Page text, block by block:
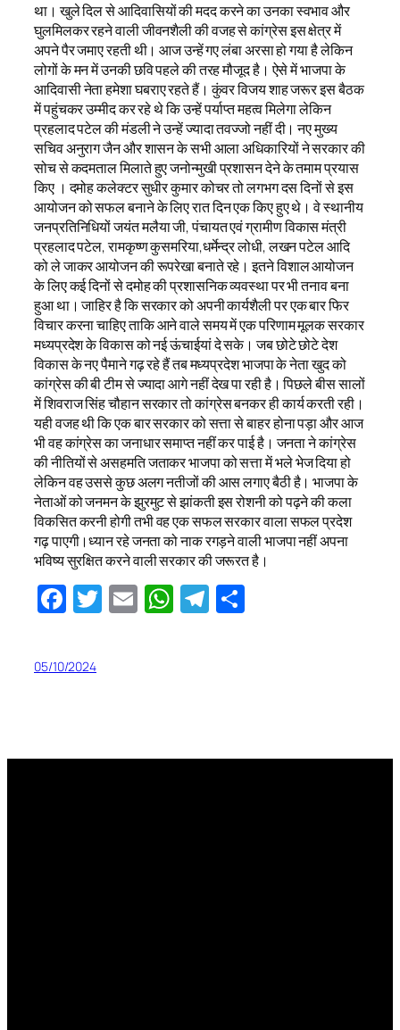
था। खुले दिल से आदिवासियों की मदद करने का उनका स्वभाव और
घुलमिलकर रहने वाली जीवनशैली की वजह से कांग्रेस इस क्षेत्र में
अपने पैर जमाए रहती थी। आज उन्हें गए लंबा अरसा हो गया है लेकिन
लोगों के मन में उनकी छवि पहले की तरह मौजूद है। ऐसे में भाजपा के
आदिवासी नेता हमेशा घबराए रहते हैं। कुंवर विजय शाह जरूर इस बैठक
में पहुंचकर उम्मीद कर रहे थे कि उन्हें पर्याप्त महत्व मिलेगा लेकिन
प्रहलाद पटेल की मंडली ने उन्हें ज्यादा तवज्जो नहीं दी। नए मुख्य
सचिव अनुराग जैन और शासन के सभी आला अधिकारियों ने सरकार की
सोच से कदमताल मिलाते हुए जनोन्मुखी प्रशासन देने के तमाम प्रयास
किए । दमोह कलेक्टर सुधीर कुमार कोचर तो लगभग दस दिनों से इस
आयोजन को सफल बनाने के लिए रात दिन एक किए हुए थे। वे स्थानीय
जनप्रतिनिधियों जयंत मलैया जी, पंचायत एवं ग्रामीण विकास मंत्री
प्रहलाद पटेल, रामकृष्ण कुसमरिया,धर्मेन्द्र लोधी, लखन पटेल आदि
को ले जाकर आयोजन की रूपरेखा बनाते रहे। इतने विशाल आयोजन
के लिए कई दिनों से दमोह की प्रशासनिक व्यवस्था पर भी तनाव बना
हुआ था। जाहिर है कि सरकार को अपनी कार्यशैली पर एक बार फिर
विचार करना चाहिए ताकि आने वाले समय में एक परिणाम मूलक सरकार
मध्यप्रदेश के विकास को नई ऊंचाईयां दे सके। जब छोटे छोटे देश
विकास के नए पैमाने गढ़ रहे हैं तब मध्यप्रदेश भाजपा के नेता खुद को
कांग्रेस की बी टीम से ज्यादा आगे नहीं देख पा रही है। पिछले बीस सालों
में शिवराज सिंह चौहान सरकार तो कांग्रेस बनकर ही कार्य करती रही।
यही वजह थी कि एक बार सरकार को सत्ता से बाहर होना पड़ा और आज
भी वह कांग्रेस का जनाधार समाप्त नहीं कर पाई है। जनता ने कांग्रेस
की नीतियों से असहमति जताकर भाजपा को सत्ता में भले भेज दिया हो
लेकिन वह उससे कुछ अलग नतीजों की आस लगाए बैठी है। भाजपा के
नेताओं को जनमन के झुरमुट से झांकती इस रोशनी को पढ़ने की कला
विकसित करनी होगी तभी वह एक सफल सरकार वाला सफल प्रदेश
गढ़ पाएगी।ध्यान रहे जनता को नाक रगड़ने वाली भाजपा नहीं अपना
भविष्य सुरक्षित करने वाली सरकार की जरूरत है।
Facebook
Twitter
EmailWhatsApp
Telegram
05/10/2024